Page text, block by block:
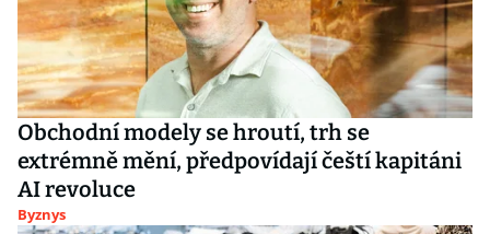
Obchodní modely se hroutí, trh se
extrémně mění, předpovídají čeští kapitáni
AI revoluce
Byznys